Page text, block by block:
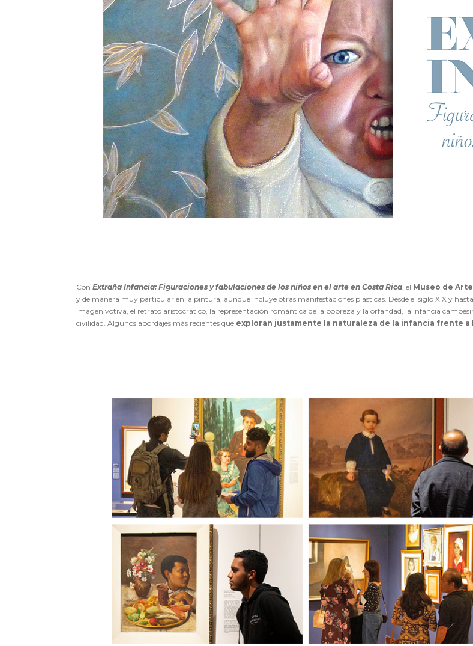
Con Extraña Infancia: Figuraciones y fabulaciones de los niños en el arte en Costa Rica, el Museo de
y de manera muy particular en la pintura, aunque incluye otras manifestaciones plásticas. Desde el siglo XIX y
imagen votiva, el retrato aristocrático, la representación romántica de la pobreza y la orfandad, la infancia
civilidad. Algunos abordajes más recientes que exploran justamente la naturaleza de la infancia frente a